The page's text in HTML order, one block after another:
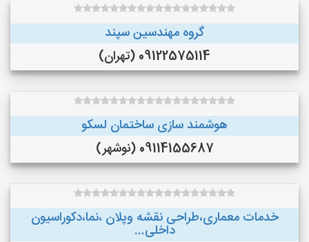
گروه مهندسین سپند
09122575114 (تهران)
هوشمند سازی ساختمان لسکو
09114155687 (نوشهر)
خدمات معماری،طراحی نقشه وپلان ،نما،دکوراسیون
داخلی...